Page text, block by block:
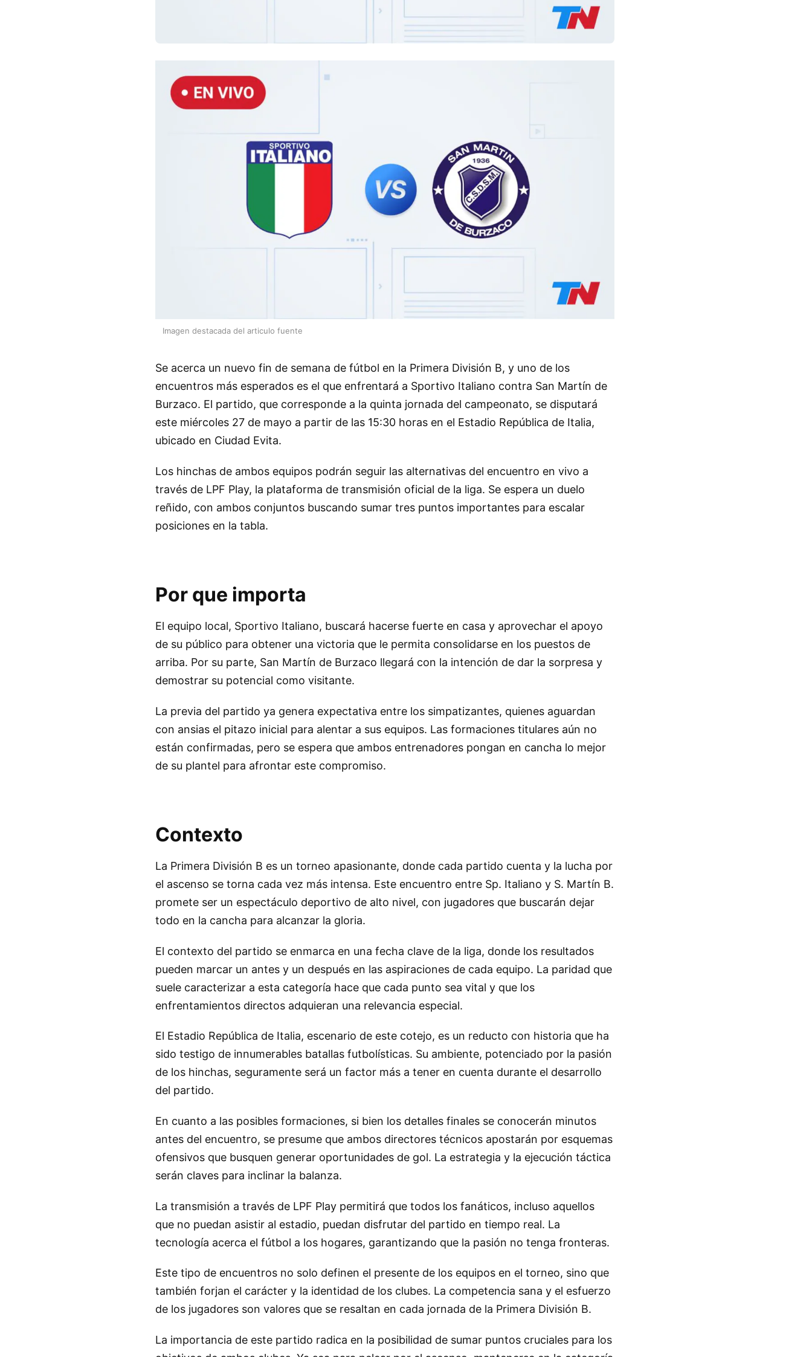
Imagen destacada del articulo fuente
Se acerca un nuevo fin de semana de fútbol en la Primera División B, y uno de los
encuentros más esperados es el que enfrentará a Sportivo Italiano contra San Martín de
Burzaco. El partido, que corresponde a la quinta jornada del campeonato, se disputará
este miércoles 27 de mayo a partir de las 15:30 horas en el Estadio República de Italia,
ubicado en Ciudad Evita.
Los hinchas de ambos equipos podrán seguir las alternativas del encuentro en vivo a
través de LPF Play, la plataforma de transmisión oficial de la liga. Se espera un duelo
reñido, con ambos conjuntos buscando sumar tres puntos importantes para escalar
posiciones en la tabla.
Por que importa
El equipo local, Sportivo Italiano, buscará hacerse fuerte en casa y aprovechar el apoyo
de su público para obtener una victoria que le permita consolidarse en los puestos de
arriba. Por su parte, San Martín de Burzaco llegará con la intención de dar la sorpresa y
demostrar su potencial como visitante.
La previa del partido ya genera expectativa entre los simpatizantes, quienes aguardan
con ansias el pitazo inicial para alentar a sus equipos. Las formaciones titulares aún no
están confirmadas, pero se espera que ambos entrenadores pongan en cancha lo mejor
de su plantel para afrontar este compromiso.
Contexto
La Primera División B es un torneo apasionante, donde cada partido cuenta y la lucha por
el ascenso se torna cada vez más intensa. Este encuentro entre Sp. Italiano y S. Martín B.
promete ser un espectáculo deportivo de alto nivel, con jugadores que buscarán dejar
todo en la cancha para alcanzar la gloria.
El contexto del partido se enmarca en una fecha clave de la liga, donde los resultados
pueden marcar un antes y un después en las aspiraciones de cada equipo. La paridad que
suele caracterizar a esta categoría hace que cada punto sea vital y que los
enfrentamientos directos adquieran una relevancia especial.
El Estadio República de Italia, escenario de este cotejo, es un reducto con historia que ha
sido testigo de innumerables batallas futbolísticas. Su ambiente, potenciado por la pasión
de los hinchas, seguramente será un factor más a tener en cuenta durante el desarrollo
del partido.
En cuanto a las posibles formaciones, si bien los detalles finales se conocerán minutos
antes del encuentro, se presume que ambos directores técnicos apostarán por esquemas
ofensivos que busquen generar oportunidades de gol. La estrategia y la ejecución táctica
serán claves para inclinar la balanza.
La transmisión a través de LPF Play permitirá que todos los fanáticos, incluso aquellos
que no puedan asistir al estadio, puedan disfrutar del partido en tiempo real. La
tecnología acerca el fútbol a los hogares, garantizando que la pasión no tenga fronteras.
Este tipo de encuentros no solo definen el presente de los equipos en el torneo, sino que
también forjan el carácter y la identidad de los clubes. La competencia sana y el esfuerzo
de los jugadores son valores que se resaltan en cada jornada de la Primera División B.
La importancia de este partido radica en la posibilidad de sumar puntos cruciales para los